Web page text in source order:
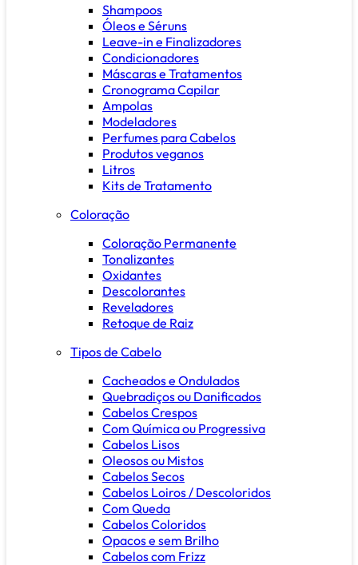
Shampoos
Óleos e Séruns
Leave-in e Finalizadores
Condicionadores
Máscaras e Tratamentos
Cronograma Capilar
Ampolas
Modeladores
Perfumes para Cabelos
Produtos veganos
Litros
Kits de Tratamento
Coloração
Coloração Permanente
Tonalizantes
Oxidantes
Descolorantes
Reveladores
Retoque de Raiz
Tipos de Cabelo
Cacheados e Ondulados
Quebradiços ou Danificados
Cabelos Crespos
Com Química ou Progressiva
Cabelos Lisos
Oleosos ou Mistos
Cabelos Secos
Cabelos Loiros / Descoloridos
Com Queda
Cabelos Coloridos
Opacos e sem Brilho
Cabelos com Frizz